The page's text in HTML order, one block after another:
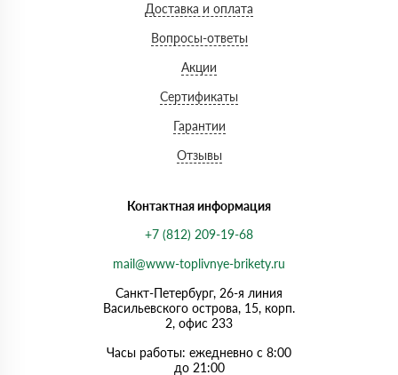
Доставка и оплата
Вопросы-ответы
Акции
Сертификаты
Гарантии
Отзывы
Контактная информация
+7 (812) 209-19-68
mail@www-toplivnye-brikety.ru
Санкт-Петербург, 26-я линия
Васильевского острова, 15, корп.
2, офис 233
Часы работы: ежедневно с 8:00
до 21:00